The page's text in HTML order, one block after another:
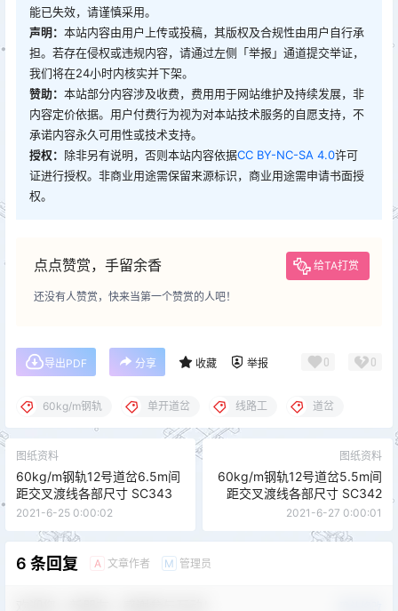
能已失效，请谨慎采用。
声明： 本站内容由用户上传或投稿，其版权及合规性由用户自行承
担。若存在侵权或违规内容，请通过左侧「举报」通道提交举证，
我们将在24小时内核实并下架。
赞助： 本站部分内容涉及收费，费用用于网站维护及持续发展，非
内容定价依据。用户付费行为视为对本站技术服务的自愿支持，不
承诺内容永久可用性或技术支持。
授权： 除非另有说明，否则本站内容依据CC BY-NC-SA 4.0许可
证进行授权。非商业用途需保留来源标识，商业用途需申请书面授
权。
点点赞赏，手留余香 给TA打赏
还没有人赞赏，快来当第一个赞赏的人吧！
导出PDF 分享 收藏 举报 0 0
60kg/m钢轨 单开道岔 线路工 道岔
图纸资料
60kg/m钢轨12号道岔6.5m间
距交叉渡线各部尺寸 SC343
2021-6-25 0:00:02
图纸资料
60kg/m钢轨12号道岔5.5m间
距交叉渡线各部尺寸 SC342
2021-6-27 0:00:01
6 条回复 A 文章作者 M 管理员